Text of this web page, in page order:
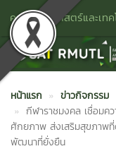
คณะวิทยาศาสตร์และเท
หน้าแรก
ข่าวกิจกรรม
กีฬาราชมงคล เชื่อมค
ศักยภาพ ส่งเสริมสุขภาพ
พัฒนาที่ยั่งยืน